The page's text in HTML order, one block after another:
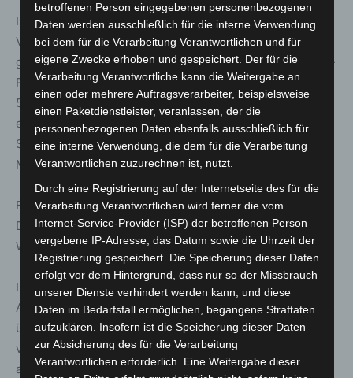
In Warnstufe drei und in regionalen Hotspots sind
Veranstaltungen mit mehr als 500 Teilnehmenden
generell verboten. Für die in Warnstufe 3 und in Hotspot-
Regionen noch zulässigen Veranstaltungen mit bis zu
500 Personen gilt drinnen und draußen ein Tanzverbot,
eine Pflicht zu 2Gplus, eine Abstandspflicht (Option: 1m,
Schachbrett) und die Pflicht zum Tragen einer FFP2-
Maske, auch im Sitzen.
Für die in den jeweiligen Warnstufen geltenden weiteren
Detailregelungen wird auf das beigefügte aktualisierte
Warnstufenkonzept verwiesen.
In allen drei Veranstaltungs-Vorschriften findet sich eine
Ausnahmeregelung zu 2Gplus: Der zusätzliche Nachweis
über eine negative Testung nach Satz 1 braucht nicht
vorgelegt zu werden, wenn die Zahl der gleichzeitig
anwesenden Teilnehmerinnen und Teilnehmer 70
betroffenen Person eingegebenen personenbezogenen
Daten werden ausschließlich für die interne Verwendung
bei dem für die Verarbeitung Verantwortlichen und für
eigene Zwecke erhoben und gespeichert. Der für die
Verarbeitung Verantwortliche kann die Weitergabe an
einen oder mehrere Auftragsverarbeiter, beispielsweise
einen Paketdienstleister, veranlassen, der die
personenbezogenen Daten ebenfalls ausschließlich für
eine interne Verwendung, die dem für die Verarbeitung
Verantwortlichen zuzurechnen ist, nutzt.
Durch eine Registrierung auf der Internetseite des für die
Verarbeitung Verantwortlichen wird ferner die vom
Internet-Service-Provider (ISP) der betroffenen Person
vergebene IP-Adresse, das Datum sowie die Uhrzeit der
Registrierung gespeichert. Die Speicherung dieser Daten
erfolgt vor dem Hintergrund, dass nur so der Missbrauch
unserer Dienste verhindert werden kann, und diese
Daten im Bedarfsfall ermöglichen, begangene Straftaten
aufzuklären. Insofern ist die Speicherung dieser Daten
zur Absicherung des für die Verarbeitung
Verantwortlichen erforderlich. Eine Weitergabe dieser